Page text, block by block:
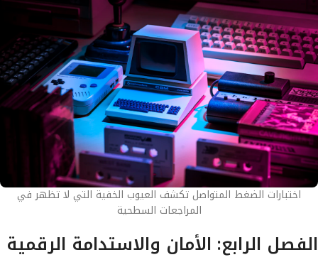
اختبارات الضغط المتواصل تكشف العيوب الخفية التي لا تظهر في
المراجعات السطحية
الفصل الرابع: الأمان والاستدامة الرقمية